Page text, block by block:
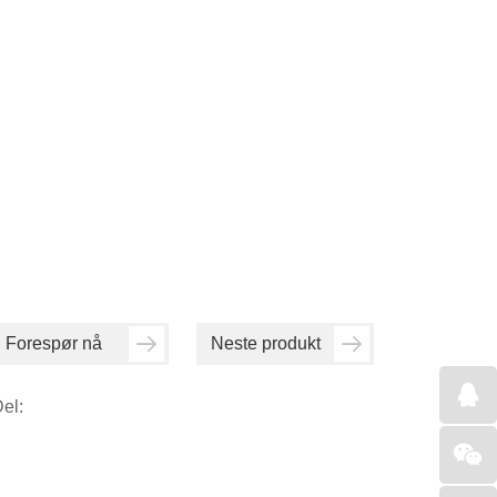
Forespør nå Neste produkt